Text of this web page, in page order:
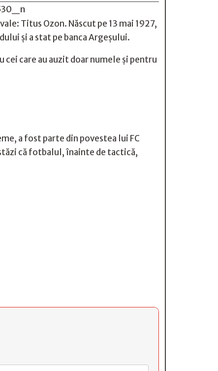
Titus Ozon. Născut pe 13 mai 1927,
și a stat pe banca Argeșului.
care au auzit doar numele și pentru
a fost parte din povestea lui FC
că fotbalul, înainte de tactică,